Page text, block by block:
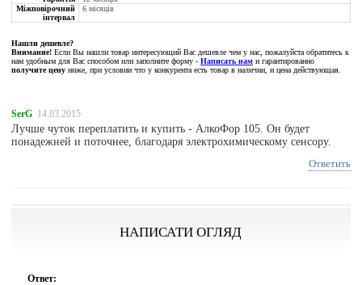
Міжповірочний
інтервал
6 місяців
Нашли дешевле?
Внимание!Если Вы нашли товар интересующий Вас дешевле чем у нас, пожалуйста обратитесь к
нам удобным для Вас способом или заполните форму - Написать нами гарантированно
получите ценуниже, при условии что у конкурента есть товар в наличии, и цена действующая.
SerG 14.03.2015
Лучше чуток переплатить и купить - АлкоФор 105. Он будет
понадежней и поточнее, благодаря электрохимическому сенсору.
Ответить
НАПИСАТИ ОГЛЯД
Ответ: